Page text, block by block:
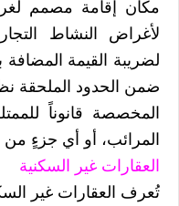
مكان إقامة مصمم
لأغراض النشاط
لضريبة القيمة
ضمن الحدود الملحقة
المخصصة قانوناً
المرائب، أو أي جزءٍ من
العقارات غير السكنية
تُعرف العقارات غير